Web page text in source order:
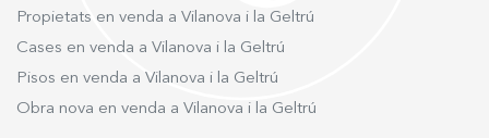
Propietats en venda a Vilanova i la Geltrú
Cases en venda a Vilanova i la Geltrú
Pisos en venda a Vilanova i la Geltrú
Obra nova en venda a Vilanova i la Geltrú